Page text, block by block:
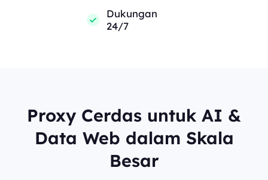
Dukungan
24/7
Proxy Cerdas untuk AI &
Data Web dalam Skala
Besar